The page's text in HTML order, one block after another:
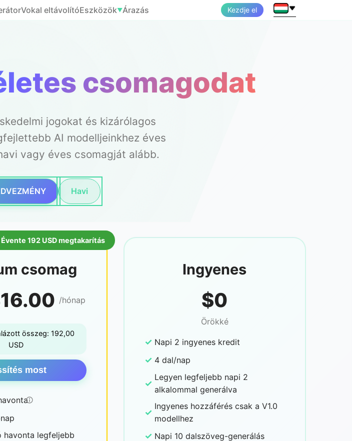
Vokal eltávolítóEszközök▼Árazás Kezdje el
csomagodat
jogokat és kizárólagos
AI modelljeinkhez éves
vagy éves csomagját alább.
Havi
Évente 192 USD megtakarítás
csomag
/hónap
összeg: 192,00
USD
most
havonta legfeljebb
Ingyenes
$0
Örökké
✓ Napi 2 ingyenes kredit
✓ 4 dal/nap
✓
Legyen legfeljebb napi 2
alkalommal generálva
✓
Ingyenes hozzáférés csak a V1.0
modellhez
✓ Napi 10 dalszöveg-generálás